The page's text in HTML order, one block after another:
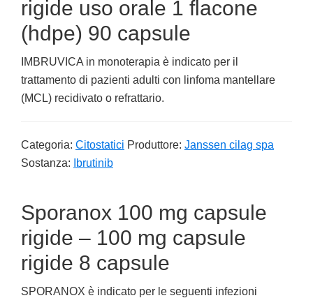
rigide uso orale 1 flacone
(hdpe) 90 capsule
IMBRUVICA in monoterapia è indicato per il
trattamento di pazienti adulti con linfoma mantellare
(MCL) recidivato o refrattario.
Categoria: Citostatici Produttore: Janssen cilag spa
Sostanza:
Ibrutinib
Sporanox 100 mg capsule
rigide – 100 mg capsule
rigide 8 capsule
SPORANOX è indicato per le seguenti infezioni